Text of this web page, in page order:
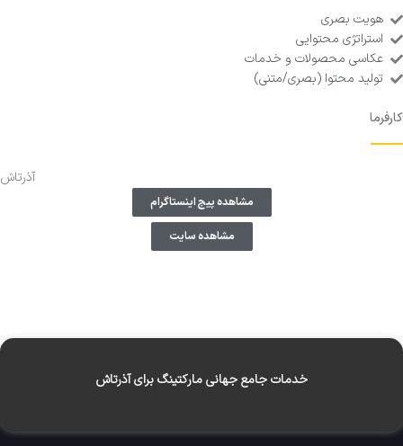
هویت بصری
استراتژی محتوایی
عکاسی محصولات و خدمات
تولید محتوا (بصری/متنی)
کارفرما
آذرتاش
مشاهده پیج اینستاگرام
مشاهده سایت
خدمات جامع جهانی مارکتینگ برای آذرتاش